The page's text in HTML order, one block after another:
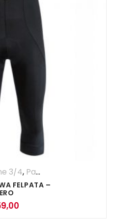
3/4, Pantaloni
FELPATA –